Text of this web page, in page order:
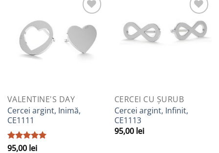
Adaugă
Favorite
VALENTINE'S DAY
Cercei argint, Inimă,
CE1111
Evaluat la
95,00 lei
Adaugă
la
Favorite
CERCEI CU ȘURUB
Cercei argint, Infinit,
CE1113
95,00 lei